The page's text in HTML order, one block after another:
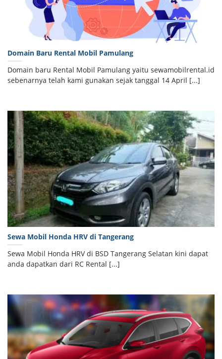
Domain Baru Rental Mobil Pamulang
Domain baru Rental Mobil Pamulang yaitu sewamobilrental.id
sebenarnya telah kami gunakan sejak tanggal 14 April [...]
Sewa Mobil Honda HRV di Tangerang
Sewa Mobil Honda HRV di BSD Tangerang Selatan kini dapat
anda dapatkan dari RC Rental [...]